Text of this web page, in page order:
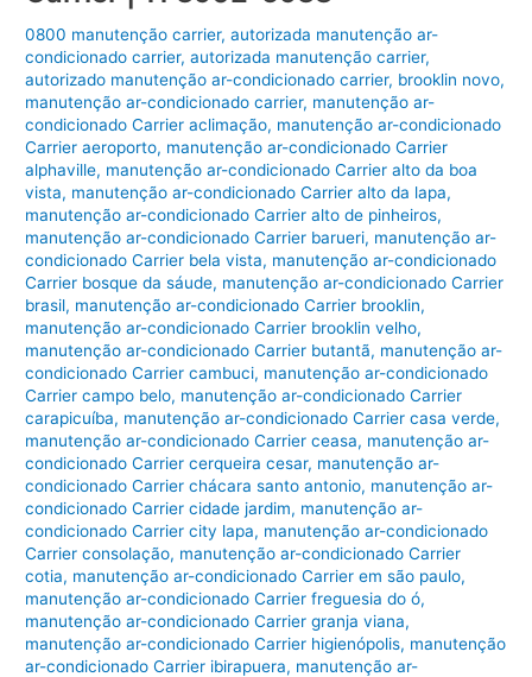
0800 manutenção carrier,autorizada manutenção ar-
condicionado carrier,autorizada manutenção carrier,
autorizado manutenção ar-condicionado carrier, brooklin novo,
manutenção ar-condicionado carrier, manutenção ar-
condicionado Carrier aclimação, manutenção ar-condicionado
Carrier aeroporto, manutenção ar-condicionado Carrier
alphaville, manutenção ar-condicionado Carrier alto da boa
vista, manutenção ar-condicionado Carrier alto da lapa,
manutenção ar-condicionado Carrier alto de pinheiros,
manutenção ar-condicionado Carrier barueri, manutenção ar-
condicionado Carrier bela vista, manutenção ar-condicionado
Carrier bosque da sáude, manutenção ar-condicionado Carrier
brasil, manutenção ar-condicionado Carrier brooklin,
manutenção ar-condicionado Carrier brooklin velho,
manutenção ar-condicionado Carrier butantã, manutenção ar-
condicionado Carrier cambuci, manutenção ar-condicionado
Carrier campo belo, manutenção ar-condicionado Carrier
carapicuíba, manutenção ar-condicionado Carrier casa verde,
manutenção ar-condicionado Carrier ceasa, manutenção ar-
condicionado Carrier cerqueira cesar, manutenção ar-
condicionado Carrier chácara santo antonio, manutenção ar-
condicionado Carrier cidade jardim, manutenção ar-
condicionado Carrier city lapa, manutenção ar-condicionado
Carrier consolação, manutenção ar-condicionado Carrier
cotia, manutenção ar-condicionado Carrier em são paulo,
manutenção ar-condicionado Carrier freguesia do ó,
manutenção ar-condicionado Carrier granja viana,
manutenção ar-condicionado Carrier higienópolis, manutenção
ar-condicionado Carrier ibirapuera, manutenção ar-